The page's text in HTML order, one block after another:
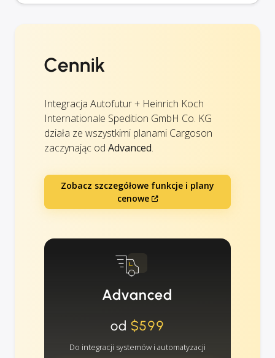
Cennik
Integracja Autofutur + Heinrich Koch
Internationale Spedition GmbH Co. KG
działa ze wszystkimi planami Cargoson
zaczynając od Advanced.
Zobacz szczegółowe funkcje i plany
cenowe
Advanced
od $599
Do integracji systemów i automatyzacji